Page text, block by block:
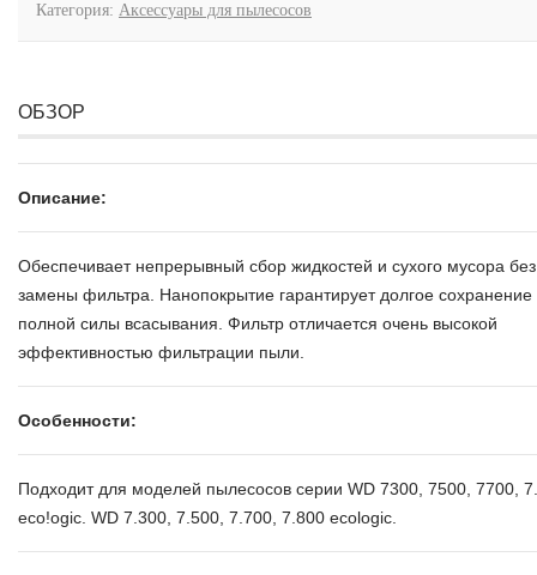
Категория: Аксессуары для пылесосов
ОБЗОР
Описание:
Обеспечивает непрерывный сбор жидкостей и сухого мусора без
замены фильтра. Нанопокрытие гарантирует долгое сохранение
полной силы всасывания. Фильтр отличается очень высокой
эффективностью фильтрации пыли.
Особенности:
Подходит для моделей пылесосов серии WD 7300, 7500, 7700,
eco!ogic. WD 7.300, 7.500, 7.700, 7.800 ecologic.